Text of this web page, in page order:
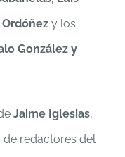
Ordóñez y los
González y
Jaime Iglesias,
redactores del